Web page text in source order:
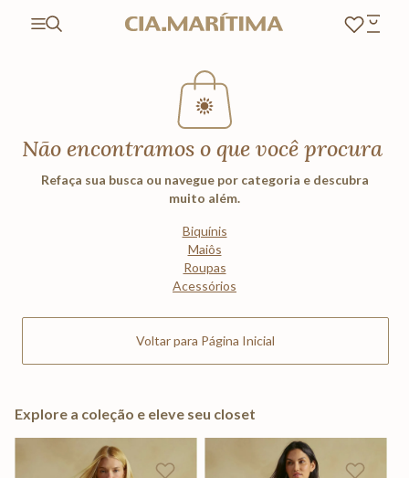
Não encontramos o que você procura
Refaça sua busca ou navegue por categoria e descubra
muito além.
Biquínis
Maiôs
Roupas
Acessórios
Voltar para Página Inicial
Explore a coleção e eleve seu closet